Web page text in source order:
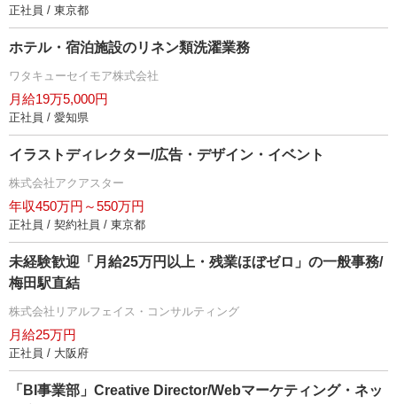
正社員 / 東京都
ホテル・宿泊施設のリネン類洗濯業務
ワタキューセイモア株式会社
月給19万5,000円
正社員 / 愛知県
イラストディレクター/広告・デザイン・イベント
株式会社アクアスター
年収450万円～550万円
正社員 / 契約社員 / 東京都
未経験歓迎「月給25万円以上・残業ほぼゼロ」の一般事務/
梅田駅直結
株式会社リアルフェイス・コンサルティング
月給25万円
正社員 / 大阪府
「BI事業部」Creative Director/Webマーケティング・ネッ